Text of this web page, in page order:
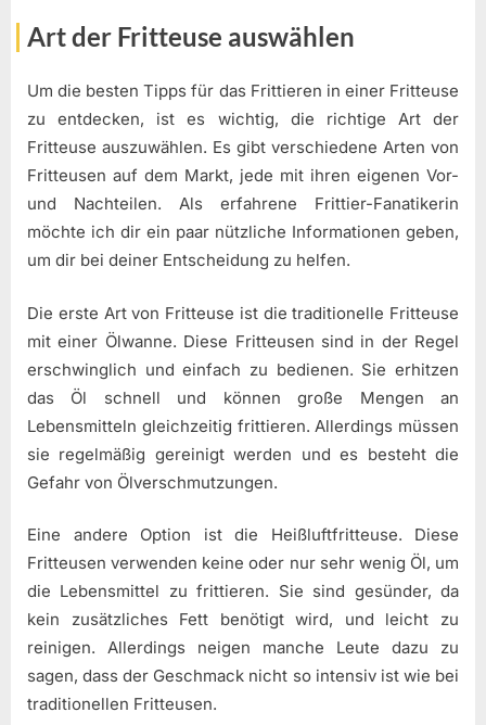
Art der Fritteuse auswählen
Um die besten Tipps für das Frittieren in einer Fritteuse
zu entdecken, ist es wichtig, die richtige Art der
Fritteuse auszuwählen. Es gibt verschiedene Arten von
Fritteusen auf dem Markt, jede mit ihren eigenen Vor-
und Nachteilen. Als erfahrene Frittier-Fanatikerin
möchte ich dir ein paar nützliche Informationen geben,
um dir bei deiner Entscheidung zu helfen.
Die erste Art von Fritteuse ist die traditionelle Fritteuse
mit einer Ölwanne. Diese Fritteusen sind in der Regel
erschwinglich und einfach zu bedienen. Sie erhitzen
das Öl schnell und können große Mengen an
Lebensmitteln gleichzeitig frittieren. Allerdings müssen
sie regelmäßig gereinigt werden und es besteht die
Gefahr von Ölverschmutzungen.
Eine andere Option ist die Heißluftfritteuse. Diese
Fritteusen verwenden keine oder nur sehr wenig Öl, um
die Lebensmittel zu frittieren. Sie sind gesünder, da
kein zusätzliches Fett benötigt wird, und leicht zu
reinigen. Allerdings neigen manche Leute dazu zu
sagen, dass der Geschmack nicht so intensiv ist wie bei
traditionellen Fritteusen.